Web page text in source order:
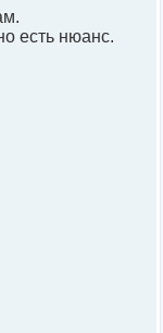
есть нюанс.